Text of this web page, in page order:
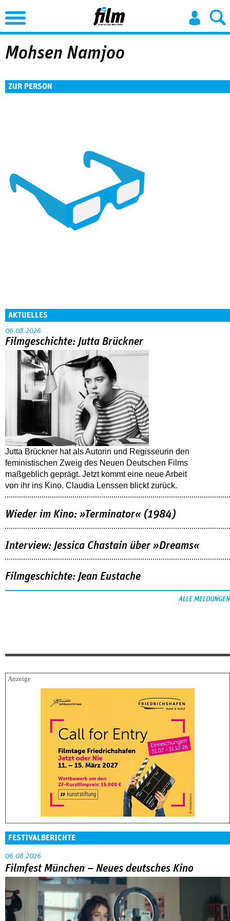
Jump to Navigation
Mohsen Namjoo
ZUR PERSON
AKTUELLES
06.08.2026
Filmgeschichte: Jutta Brückner
Jutta Brückner hat als Autorin und Regisseurin den
feministischen Zweig des Neuen Deutschen Films
maßgeblich geprägt. Jetzt kommt eine neue Arbeit
von ihr ins Kino. Claudia Lenssen blickt zurück.
Wieder im Kino: »Terminator« (1984)
Interview: Jessica Chastain über »Dreams«
Filmgeschichte: Jean Eustache
ALLE MELDUNGEN
FESTIVALBERICHTE
06.08.2026
Filmfest München – Neues deutsches Kino